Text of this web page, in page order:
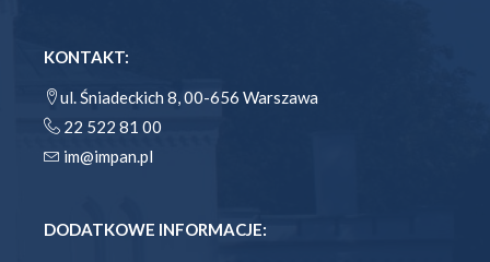
KONTAKT:
ul. Śniadeckich 8, 00-656 Warszawa
22 522 81 00
im@impan.pl
DODATKOWE INFORMACJE: